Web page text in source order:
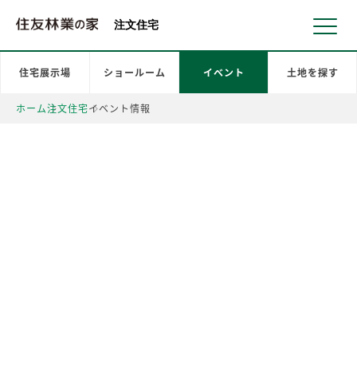
注文住宅
ホーム注文住宅イベント情報
住宅展示場 ショールーム イベント 土地を探す